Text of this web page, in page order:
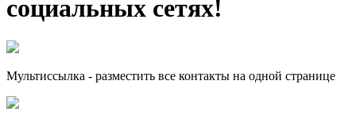
социальных сетях!
Мультиссылка - разместить все контакты на одной странице